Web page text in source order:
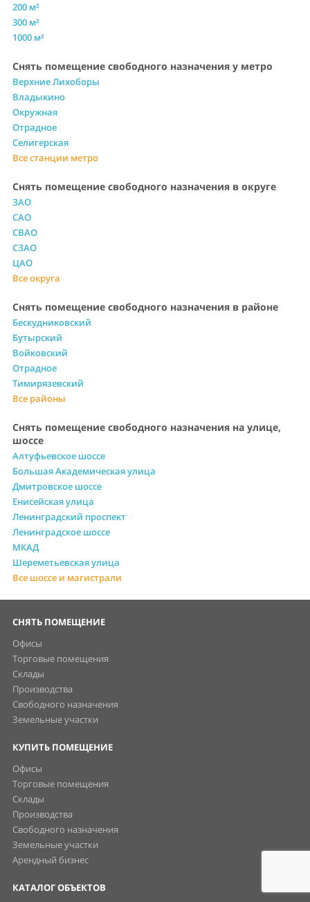
200 м²
300 м²
1000 м²
Снять помещение свободного назначения у метро
Верхние Лихоборы
Владыкино
Окружная
Отрадное
Селигерская
Все станции метро
Снять помещение свободного назначения в округе
ЗАО
САО
СВАО
СЗАО
ЦАО
Все округа
Снять помещение свободного назначения в районе
Бескудниковский
Бутырский
Войковский
Отрадное
Тимирязевский
Все районы
Снять помещение свободного назначения на улице,
шоссе
Алтуфьевское шоссе
Большая Академическая улица
Дмитровское шоссе
Енисейская улица
Ленинградский проспект
Ленинградское шоссе
МКАД
Шереметьевская улица
Все шоссе и магистрали
СНЯТЬ ПОМЕЩЕНИЕ
Офисы
Торговые помещения
Склады
Производства
Свободного назначения
Земельные участки
КУПИТЬ ПОМЕЩЕНИЕ
Офисы
Торговые помещения
Склады
Производства
Свободного назначения
Земельные участки
Арендный бизнес
КАТАЛОГ ОБЪЕКТОВ